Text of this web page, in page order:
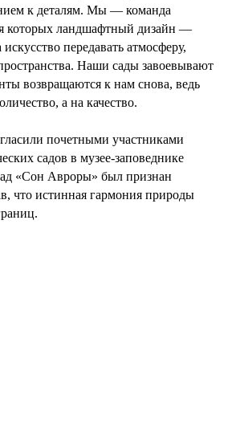
к деталям. Мы — команда
которых ландшафтный дизайн —
передавать атмосферу,
Наши сады завоевывают
возвращаются к нам снова, ведь
а на качество.
почетными участниками
садов в музее-заповеднике
«Сон Авроры» был признан
что истинная гармония природы